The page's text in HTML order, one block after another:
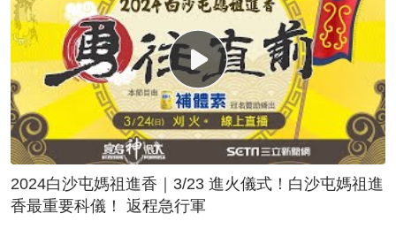
2024白沙屯媽祖進香｜3/23 進火儀式！白沙屯媽祖進
香最重要科儀！ 返程急行軍